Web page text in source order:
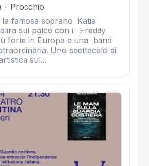
- Procchio
famosa soprano Katia
sul palco con il Freddy
forte in Europa e una band
Uno spettacolo di
sul...